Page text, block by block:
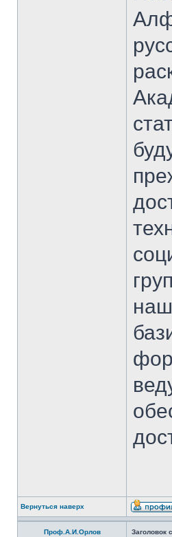
Вернуться наверх
Проф.А.И.Орлов Заголовок